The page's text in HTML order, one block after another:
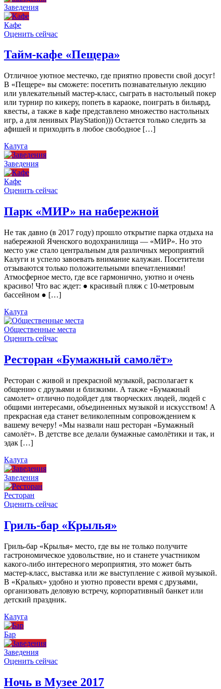
Заведения
Кафе
Оценить сейчас
Тайм-кафе «Пещера»
Отличное уютное местечко, где приятно провести свой досуг!
В «Пещере» вы сможете: посетить познавательную лекцию
или увлекательный мастер-класс, сыграть в настольный покер
или турнир по кикеру, попеть в караоке, поиграть в бильярд,
квесты, а также в кафе представлено множество настольных
игр, а для ленивых PlayStation))) Остается только следить за
афишей и приходить в любое свободное […]
Калуга
Заведения
Кафе
Оценить сейчас
Парк «МИР» на набережной
Не так давно (в 2017 году) прошло открытие парка отдыха на
набережной Яченского водохранилища — «МИР». Но это
место уже стало центральным для различных мероприятий
Калуги и успело завоевать внимание калужан. Посетители
отзываются только положительными впечатлениями!
Атмосферное место, где все гармонично, уютно и очень
красиво! Что вас ждет: ● красивый пляж с 10-метровым
бассейном ● […]
Калуга
Общественные места
Оценить сейчас
Ресторан «Бумажный самолёт»
Ресторан с живой и прекрасной музыкой, располагает к
общению с друзьями и близкими. А также «Бумажный
самолет» отлично подойдет для творческих людей, людей с
общими интересами, объединенных музыкой и искусством! А
прекрасная еда станет великолепным сопровождением к
вашему вечеру! «Мы назвали наш ресторан «Бумажный
самолёт». В детстве все делали бумажные самолётики и так, и
эдак […]
Калуга
Заведения
Ресторан
Оценить сейчас
Гриль-бар «Крылья»
Гриль-бар «Крылья» место, где вы не только получите
гастрономическое удовольствие, но и станете участником
какого-либо интересного мероприятия, это может быть
мастер-класс, выставка или же выступление с живой музыкой.
В «Кральях» удобно и уютно провести время с друзьями,
организовать деловую встречу, корпоративный банкет или
детский праздник.
Калуга
Бар
Заведения
Оценить сейчас
Ночь в Музее 2017